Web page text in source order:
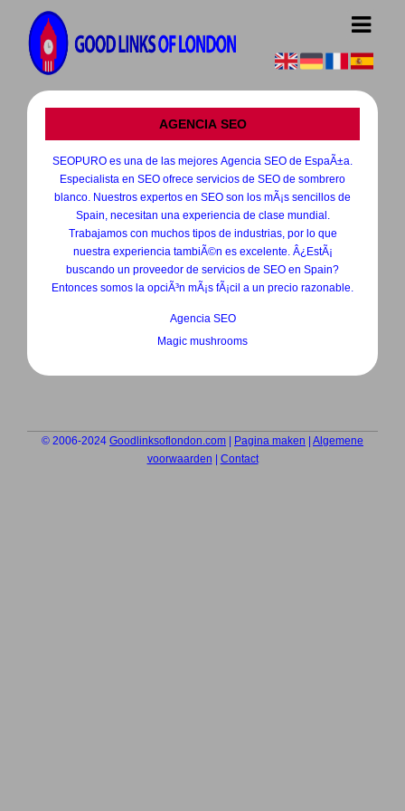
AGENCIA SEO
SEOPURO es una de las mejores Agencia SEO de EspaÃ±a.
Especialista en SEO ofrece servicios de SEO de sombrero
blanco. Nuestros expertos en SEO son los mÃ¡s sencillos de
Spain, necesitan una experiencia de clase mundial.
Trabajamos con muchos tipos de industrias, por lo que
nuestra experiencia tambiÃ©n es excelente. Â¿EstÃ¡
buscando un proveedor de servicios de SEO en Spain?
Entonces somos la opciÃ³n mÃ¡s fÃ¡cil a un precio razonable.
Agencia SEO
Magic mushrooms
© 2006-2024 Goodlinksoflondon.com Pagina maken
Algemene
voorwaarden
Contact